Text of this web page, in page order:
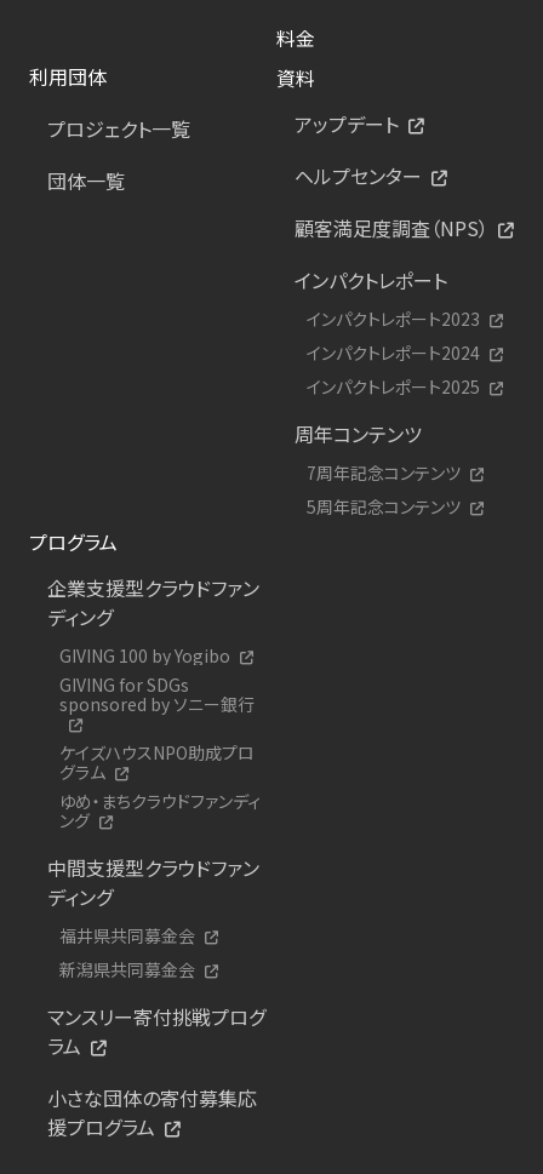
料金
利用団体
プロジェクト一覧
団体一覧
資料
アップデート
ヘルプセンター
顧客満足度調査（NPS）
インパクトレポート
インパクトレポート2023
インパクトレポート2024
インパクトレポート2025
周年コンテンツ
7周年記念コンテンツ
5周年記念コンテンツ
プログラム
企業支援型クラウドファン
ディング
GIVING 100 by Yogibo
GIVING for SDGs
sponsored by ソニー銀行
ケイズハウスNPO助成プロ
グラム
ゆめ・まちクラウドファンディ
ング
中間支援型クラウドファン
ディング
福井県共同募金会
新潟県共同募金会
マンスリー寄付挑戦プログ
ラム
小さな団体の寄付募集応
援プログラム